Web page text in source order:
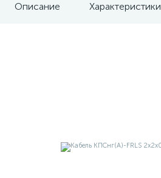
Описание Характеристики